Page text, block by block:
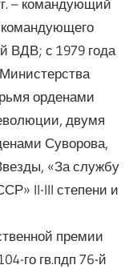
– командующий
командующего
ВДВ; с 1979 года
орденами
двумя
Суворова,
«За службу
II-III степени и
премии
го гв.пдп 76-й